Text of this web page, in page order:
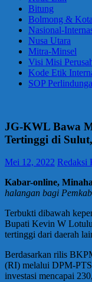
Bitung
Bolmong &
Nasional-
Nusa Utara
Mitra-Minsel
Visi Misi
Kode Etik
SOP
JG-KWL Bawa
Tertinggi di
Mei 12, 2022 Redaksi
Kabar-online,
halangan bagi
Terbukti dibawah
Bupati Kevin W
tertinggi dari daerah
Berdasarkan rilis
(RI) melalui DPM-
investasi mencapai